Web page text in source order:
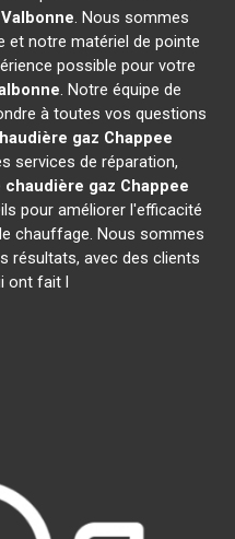
Valbonne. Nous sommes
et notre matériel de pointe
possible pour votre
. Notre équipe de
à toutes vos questions
gaz Chappee
services de réparation,
chaudière gaz Chappee
pour améliorer l'efficacité
chauffage. Nous sommes
résultats, avec des clients
ont fait l